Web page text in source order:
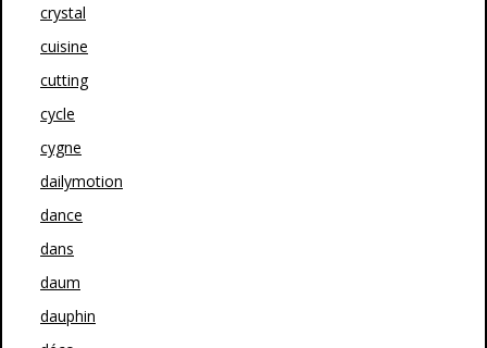
crystal
cuisine
cutting
cycle
cygne
dailymotion
dance
dans
daum
dauphin